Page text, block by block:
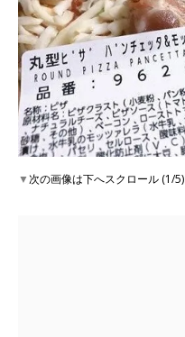
▼次の画像は下へスクロール (1/5)